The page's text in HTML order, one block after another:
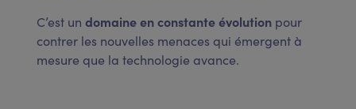
C’est un domaine en constante évolution pour
contrer les nouvelles menaces qui émergent à
mesure que la technologie avance.